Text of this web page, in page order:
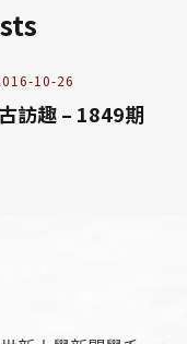
10-26
訪趣 – 1849期